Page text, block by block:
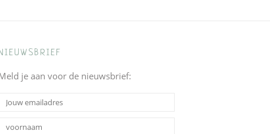
je aan voor de nieuwsbrief: